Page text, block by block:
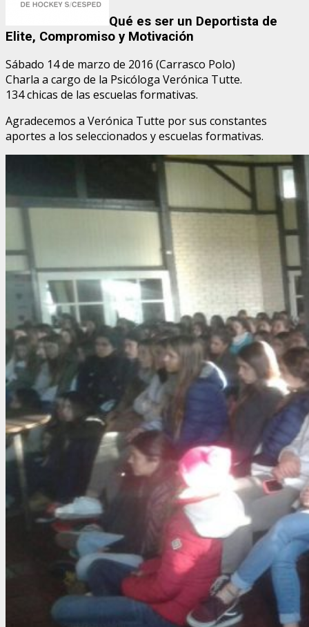
Qué es ser un Deportista de
Elite, Compromiso y Motivación
Sábado 14 de marzo de 2016 (Carrasco Polo)
Charla a cargo de la Psicóloga Verónica Tutte.
134 chicas de las escuelas formativas.
Agradecemos a Verónica Tutte por sus constantes
aportes a los seleccionados y escuelas formativas.